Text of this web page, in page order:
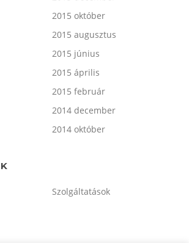
2015 október
2015 augusztus
2015 június
2015 április
2015 február
2014 december
2014 október
Szolgáltatások